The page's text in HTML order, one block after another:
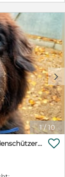
1/ 10
d
Simba, Sarplaniac, geb. 2013, sensibler Herdenschützer sucht sehr erfahrene Halter 